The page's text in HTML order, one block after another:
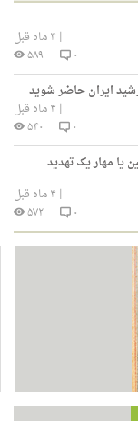
| ۴ ماه قبل
۰
۵۸۹
ایران حاضر شوید
| ۴ ماه قبل
۰
۵۴۰
یا مهار یک تهدید
| ۴ ماه قبل
۰
۵۷۲